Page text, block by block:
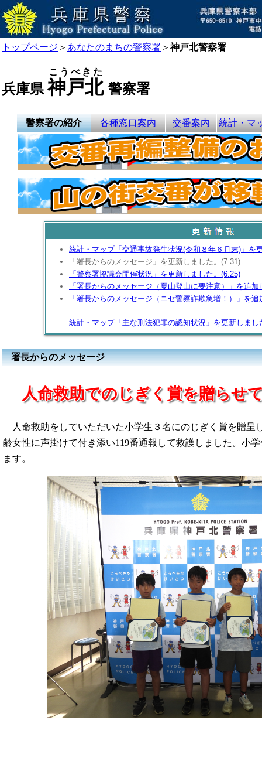
トップページ ＞ あなたのまちの警察署 ＞神戸北警察署
兵庫県神戸北
こうべきた
警察署
警察署の紹介 各種窓口案内 交番案内 統計・マ
統計・マップ「交通事故発生状況(令和８年６月末)」を
「署長からのメッセージ」を更新しました。(7.31)
「警察署協議会開催状況」を更新しました。(6.25)
「署長からのメッセージ（夏山登山に要注意）」を追
「署長からのメッセージ（ニセ警察詐欺急増！）」を
統計・マップ「主な刑法犯罪の認知状況」を更新しまし
署長からのメッセージ
人命救助でのじぎく賞を贈らせ
人命救助をしていただいた小学生３名にのじぎく賞を贈呈
齢女性に声掛けて付き添い119番通報して救護しました。小
ます。